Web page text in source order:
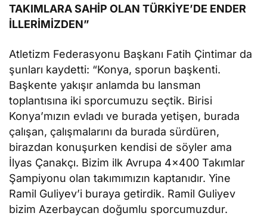
TAKIMLARA SAHİP OLAN TÜRKİYE’DE ENDER
İLLERİMİZDEN”
Atletizm Federasyonu Başkanı Fatih Çintimar da
şunları kaydetti: “Konya, sporun başkenti.
Başkente yakışır anlamda bu lansman
toplantısına iki sporcumuzu seçtik. Birisi
Konya’mızın evladı ve burada yetişen, burada
çalışan, çalışmalarını da burada sürdüren,
birazdan konuşurken kendisi de söyler ama
İlyas Çanakçı. Bizim ilk Avrupa 4×400 Takımlar
Şampiyonu olan takımımızın kaptanıdır. Yine
Ramil Guliyev’i buraya getirdik. Ramil Guliyev
bizim Azerbaycan doğumlu sporcumuzdur.